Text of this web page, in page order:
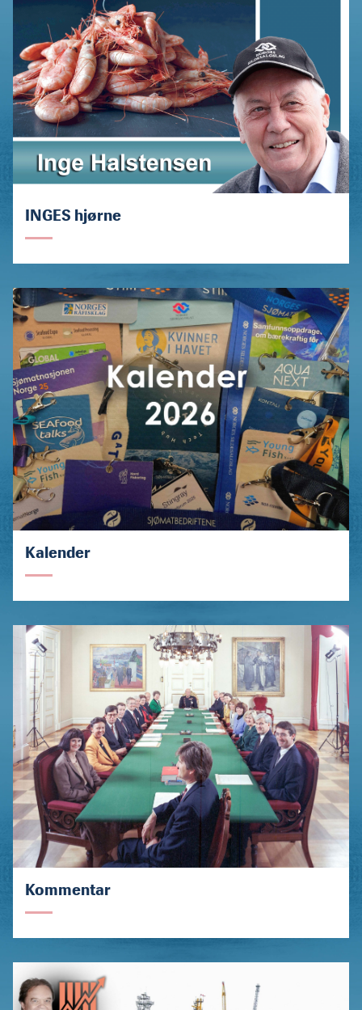
INGES hjørne
Kalender
Kommentar